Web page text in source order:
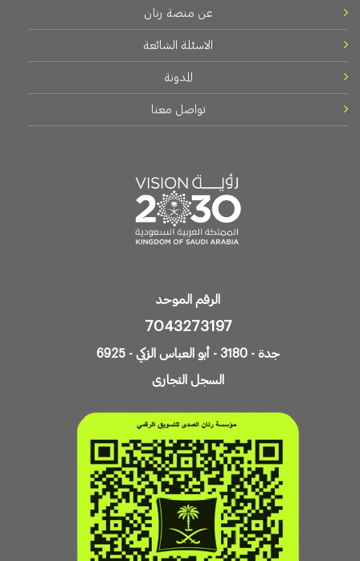
عن منصة رنان
الاسئلة الشائعة
المدونة
تواصل معنا
الرقم الموحد
7043273197
جدة - 3180 - أبو العباس الزكي - 6925
السجل التجارى